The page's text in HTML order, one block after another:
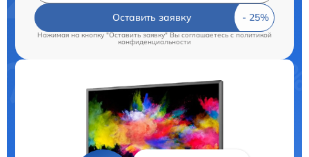
Оставить заявку
Нажимая на кнопку "Оставить заявку" Вы соглашаетесь cполитикой
конфиденциальности